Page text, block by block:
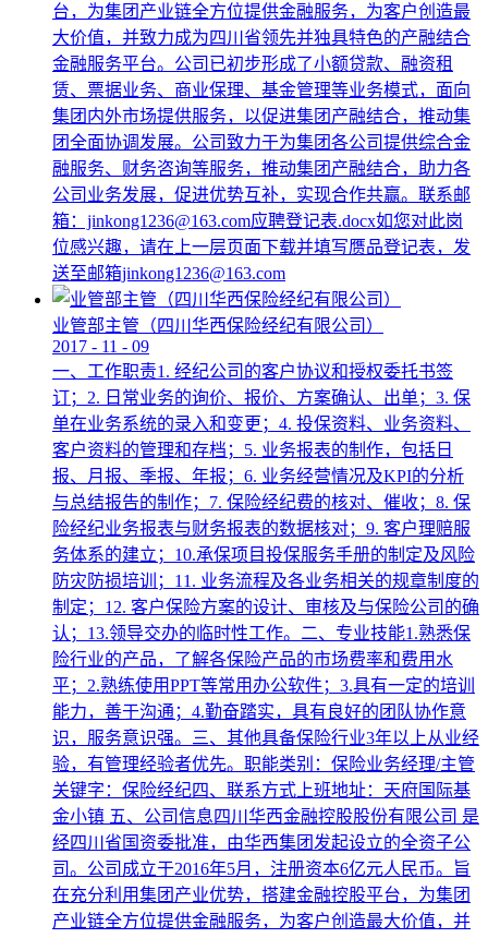
台，为集团产业链全方位提供金融服务，为客户创造最
大价值，并致力成为四川省领先并独具特色的产融结合
金融服务平台。公司已初步形成了小额贷款、融资租
赁、票据业务、商业保理、基金管理等业务模式，面向
集团内外市场提供服务，以促进集团产融结合，推动集
团全面协调发展。公司致力于为集团各公司提供综合金
融服务、财务咨询等服务，推动集团产融结合，助力各
公司业务发展，促进优势互补，实现合作共赢。联系邮
箱：jinkong1236@163.com应聘登记表.docx如您对此岗
位感兴趣，请在上一层页面下载并填写赝品登记表，发
送至邮箱jinkong1236@163.com
业管部主管（四川华西保险经纪有限公司）
2017 - 11 - 09
一、工作职责1. 经纪公司的客户协议和授权委托书签
订；2. 日常业务的询价、报价、方案确认、出单；3. 保
单在业务系统的录入和变更；4. 投保资料、业务资料、
客户资料的管理和存档；5. 业务报表的制作，包括日
报、月报、季报、年报；6. 业务经营情况及KPI的分析
与总结报告的制作；7. 保险经纪费的核对、催收；8. 保
险经纪业务报表与财务报表的数据核对；9. 客户理赔服
务体系的建立；10.承保项目投保服务手册的制定及风险
防灾防损培训；11. 业务流程及各业务相关的规章制度的
制定；12. 客户保险方案的设计、审核及与保险公司的确
认；13.领导交办的临时性工作。二、专业技能1.熟悉保
险行业的产品，了解各保险产品的市场费率和费用水
平；2.熟练使用PPT等常用办公软件；3.具有一定的培训
能力，善于沟通；4.勤奋踏实，具有良好的团队协作意
识，服务意识强。三、其他具备保险行业3年以上从业经
验，有管理经验者优先。职能类别：保险业务经理/主管
关键字：保险经纪四、联系方式上班地址：天府国际基
金小镇 五、公司信息四川华西金融控股股份有限公司 是
经四川省国资委批准，由华西集团发起设立的全资子公
司。公司成立于2016年5月，注册资本6亿元人民币。旨
在充分利用集团产业优势，搭建金融控股平台，为集团
产业链全方位提供金融服务，为客户创造最大价值，并